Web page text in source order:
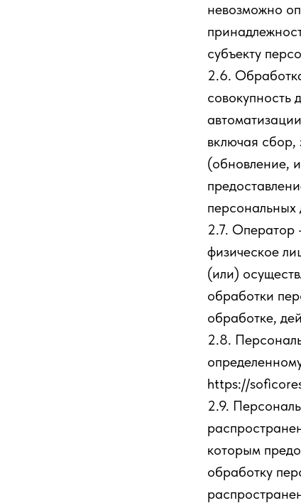
невозможно
субъекту
2.6.
совокупность
включая сбор,
(обновление,
персональных
2.7. Оператор
физическое
(или)
обработки
обработке,
2.8.
https://
2.9.
которым
обработку